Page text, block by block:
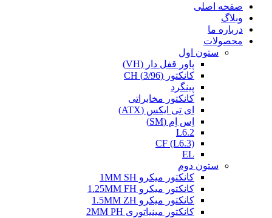
صفحه اصلی
وبلاگ
درباره ما
محصولات
ستون اول
پاور قفل دار (VH)
کانکتور (3/96) CH
پینگرد
کانکتور مخابراتی
ای تی ایکس (ATX)
اِس اِم (SM)
L6.2
CF (L6.3)
EL
ستون دوم
کانکتور میکرو 1MM SH
کانکتور میکرو 1.25MM FH
کانکتور میکرو 1.5MM ZH
کانکتور مینیاتوری 2MM PH